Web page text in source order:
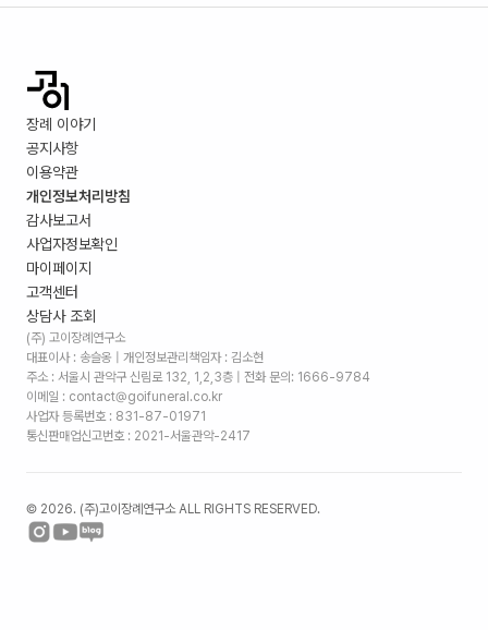
장례 이야기
공지사항
이용약관
개인정보처리방침
감사보고서
사업자정보확인
마이페이지
고객센터
상담사 조회
(주) 고이장례연구소
대표이사 : 송슬옹 | 개인정보관리책임자 : 김소현
주소 : 서울시 관악구 신림로 132, 1,2,3층 | 전화 문의: 1666-9784
이메일 : contact@goifuneral.co.kr
사업자 등록번호 : 831-87-01971
통신판매업신고번호 : 2021-서울관악-2417
© 2026. (주)고이장례연구소 ALL RIGHTS RESERVED.